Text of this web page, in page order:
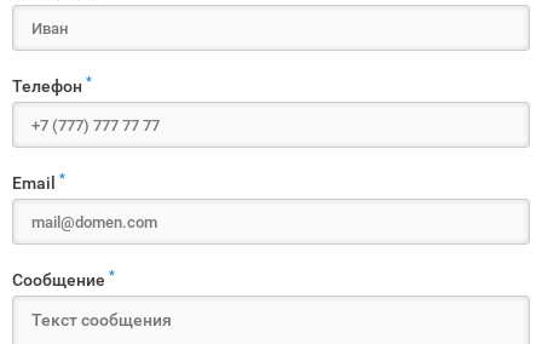
Телефон *
Email *
Сообщение *